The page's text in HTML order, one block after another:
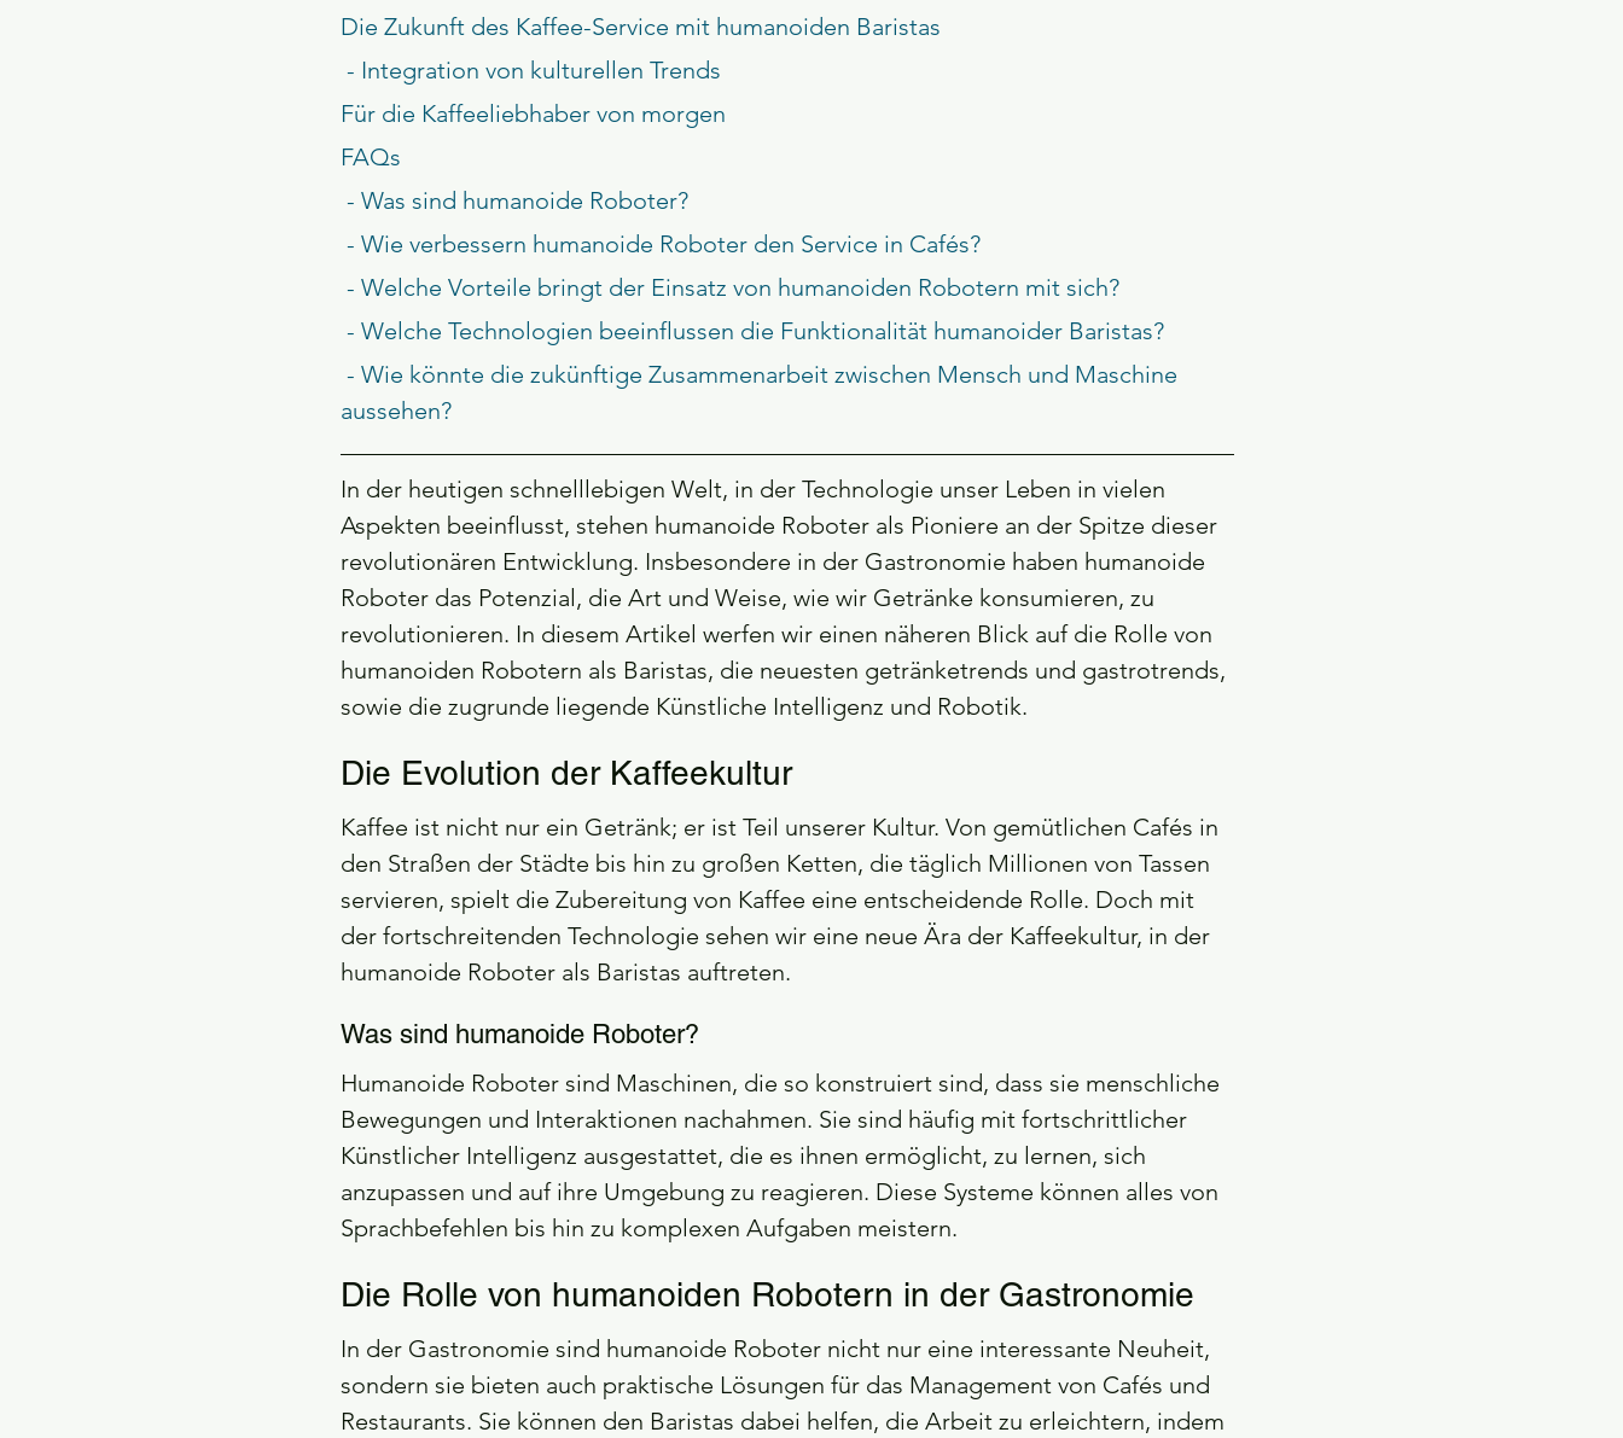
Die Zukunft des Kaffee-Service mit humanoiden Baristas
- Integration von kulturellen Trends
Für die Kaffeeliebhaber von morgen
FAQs
- Was sind humanoide Roboter?
- Wie verbessern humanoide Roboter den Service in Cafés?
- Welche Vorteile bringt der Einsatz von humanoiden Robotern mit sich?
- Welche Technologien beeinflussen die Funktionalität humanoider Baristas?
aussehen?
In der heutigen schnelllebigen Welt, in der Technologie unser Leben in vielen
Aspekten beeinflusst, stehen humanoide Roboter als Pioniere an der Spitze dieser
revolutionären Entwicklung. Insbesondere in der Gastronomie haben humanoide
Roboter das Potenzial, die Art und Weise, wie wir Getränke konsumieren, zu
revolutionieren. In diesem Artikel werfen wir einen näheren Blick auf die Rolle von
humanoiden Robotern als Baristas, die neuesten getränketrends und gastrotrends,
sowie die zugrunde liegende Künstliche Intelligenz und Robotik.
Die Evolution der Kaffeekultur
Kaffee ist nicht nur ein Getränk; er ist Teil unserer Kultur. Von gemütlichen Cafés in
den Straßen der Städte bis hin zu großen Ketten, die täglich Millionen von Tassen
servieren, spielt die Zubereitung von Kaffee eine entscheidende Rolle. Doch mit
der fortschreitenden Technologie sehen wir eine neue Ära der Kaffeekultur, in der
humanoide Roboter als Baristas auftreten.
Was sind humanoide Roboter?
Humanoide Roboter sind Maschinen, die so konstruiert sind, dass sie menschliche
Bewegungen und Interaktionen nachahmen. Sie sind häufig mit fortschrittlicher
Künstlicher Intelligenz ausgestattet, die es ihnen ermöglicht, zu lernen, sich
anzupassen und auf ihre Umgebung zu reagieren. Diese Systeme können alles von
Sprachbefehlen bis hin zu komplexen Aufgaben meistern.
Die Rolle von humanoiden Robotern in der Gastronomie
In der Gastronomie sind humanoide Roboter nicht nur eine interessante Neuheit,
sondern sie bieten auch praktische Lösungen für das Management von Cafés und
Restaurants. Sie können den Baristas dabei helfen, die Arbeit zu erleichtern, indem